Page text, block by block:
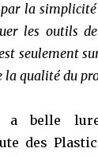
la
les outils
seulement
la qualité du
belle
des